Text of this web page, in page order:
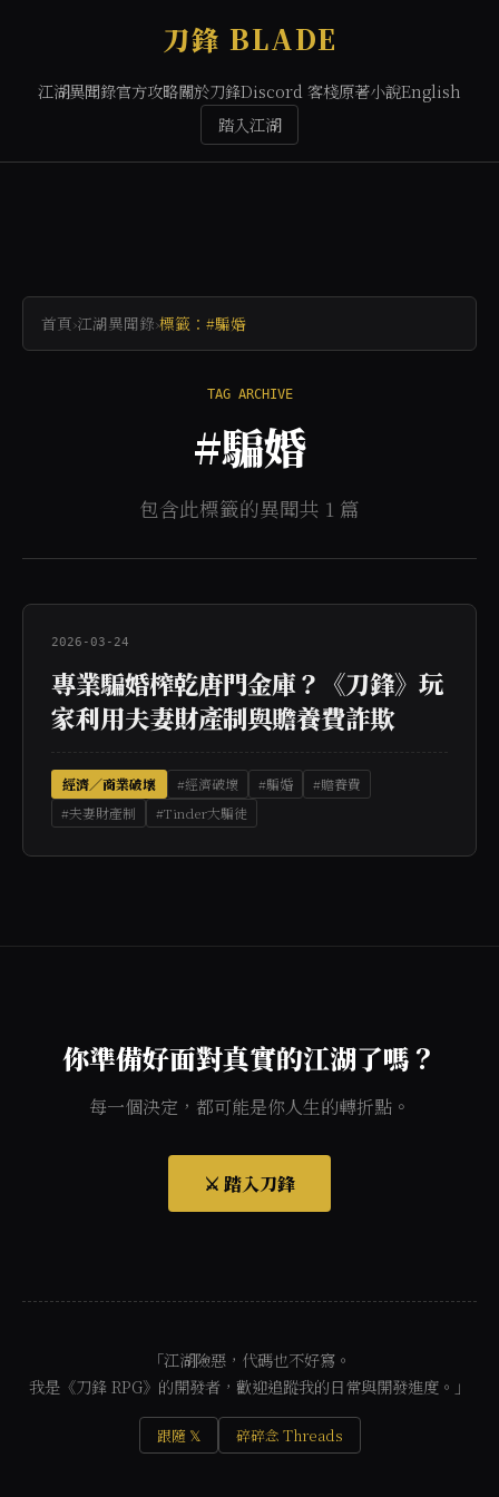
刀鋒 BLADE
江湖異聞錄官方攻略關於刀鋒Discord 客棧原著小說English
踏入江湖
首頁›江湖異聞錄›標籤：#騙婚
TAG ARCHIVE
#騙婚
包含此標籤的異聞共 1 篇
2026-03-24
專業騙婚榨乾唐門金庫？《刀鋒》玩
家利用夫妻財產制與贍養費詐欺
經濟／商業破壞 #經濟破壞 #騙婚
#贍養費
#夫妻財產制
#Tinder大騙徒
你準備好面對真實的江湖了嗎？
每一個決定，都可能是你人生的轉折點。
⚔️ 踏入刀鋒
「江湖險惡，代碼也不好寫。
我是《刀鋒 RPG》的開發者，歡迎追蹤我的日常與開發進度。」
跟隨 𝕏 碎碎念 Threads